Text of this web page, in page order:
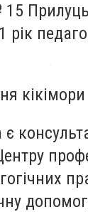
рік
кікімори
є